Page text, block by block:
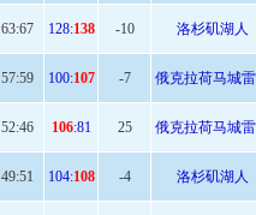
63:67 128:138 -10 洛杉矶湖人
57:59 100:107 -7 俄克拉荷马城
52:46 106:81 25 俄克拉荷马城
49:51 104:108 -4 洛杉矶湖人